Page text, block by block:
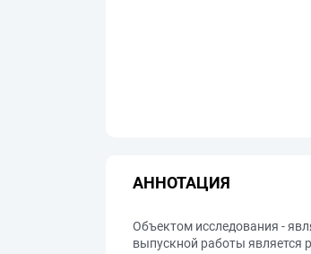
АННОТАЦИЯ
Объектом исследования -
выпускной работы является